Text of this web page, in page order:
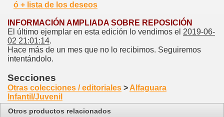
ó + lista de los deseos
INFORMACIÓN AMPLIADA SOBRE REPOSICIÓN
El último ejemplar en esta edición lo vendimos el 2019-06-
02 21:01:14.
Hace más de un mes que no lo recibimos. Seguiremos
intentándolo.
Secciones
Otras colecciones / editoriales > Alfaguara
Infantil/Juvenil
Otros productos relacionados